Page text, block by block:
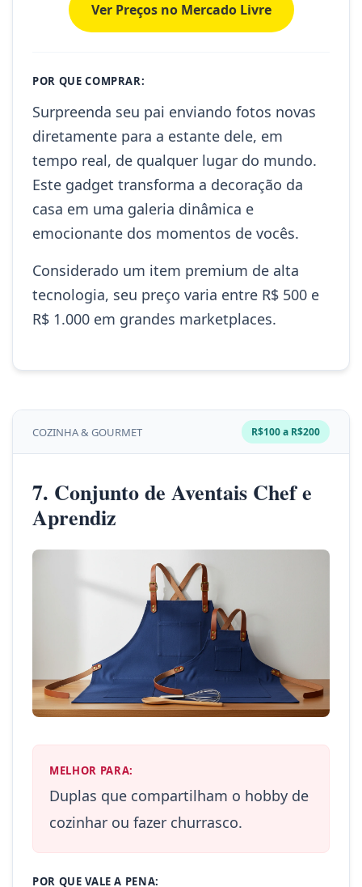
Ver Preços no Mercado Livre
POR QUE COMPRAR:
Surpreenda seu pai enviando fotos novas
diretamente para a estante dele, em
tempo real, de qualquer lugar do mundo.
Este gadget transforma a decoração da
casa em uma galeria dinâmica e
emocionante dos momentos de vocês.
Considerado um item premium de alta
tecnologia, seu preço varia entre R$ 500 e
R$ 1.000 em grandes marketplaces.
COZINHA & GOURMET R$100 a R$200
7. Conjunto de Aventais Chef e
Aprendiz
MELHOR PARA:
Duplas que compartilham o hobby de
cozinhar ou fazer churrasco.
POR QUE VALE A PENA: